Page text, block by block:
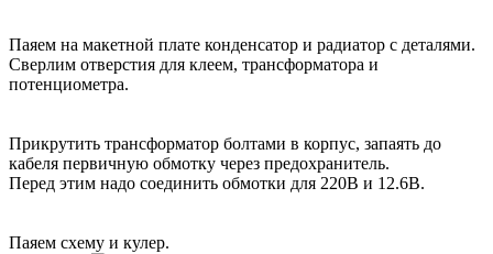
Паяем на макетной плате конденсатор и радиатор с деталями.
Сверлим отверстия для клеем, трансформатора и
потенциометра.
Прикрутить трансформатор болтами в корпус, запаять до
кабеля первичную обмотку через предохранитель.
Перед этим надо соединить обмотки для 220В и 12.6В.
Паяем схему и кулер.